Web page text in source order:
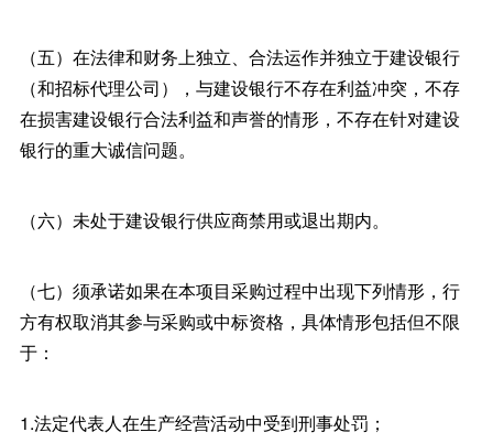
（五）在法律和财务上独立、合法运作并独立于建设银行
（和招标代理公司），与建设银行不存在利益冲突，不存
在损害建设银行合法利益和声誉的情形，不存在针对建设
银行的重大诚信问题。
（六）未处于建设银行供应商禁用或退出期内。
（七）须承诺如果在本项目采购过程中出现下列情形，行
方有权取消其参与采购或中标资格，具体情形包括但不限
于：
1.法定代表人在生产经营活动中受到刑事处罚；